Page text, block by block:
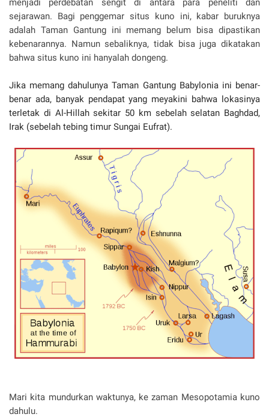
menjadi perdebatan sengit di antara para peneliti dan
sejarawan. Bagi penggemar situs kuno ini, kabar buruknya
adalah Taman Gantung ini memang belum bisa dipastikan
kebenarannya. Namun sebaliknya, tidak bisa juga dikatakan
bahwa situs kuno ini hanyalah dongeng.
Jika memang dahulunya Taman Gantung Babylonia ini benar-
benar ada, banyak pendapat yang meyakini bahwa lokasinya
terletak di Al-Hillah sekitar 50 km sebelah selatan Baghdad,
Irak (sebelah tebing timur Sungai Eufrat).
Mari kita mundurkan waktunya, ke zaman Mesopotamia kuno
dahulu.